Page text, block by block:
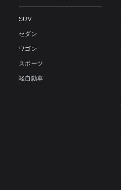
SUV
セダン
ワゴン
スポーツ
軽自動車